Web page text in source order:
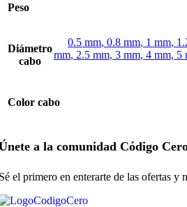
2,40 €Las
opciones
se
producto
Peso
Diámetro
cabo
0.5 mm, 0.8 mm, 1 mm,
mm, 2.5 mm, 3 mm, 4 mm, 5
Color cabo
a la comunidad Código
el primero en enterarte de las ofertas y